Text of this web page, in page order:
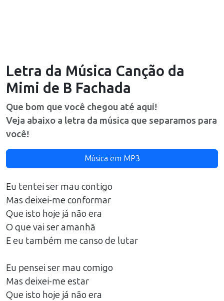
Letra da Música Canção da
Mimi de B Fachada
Que bom que você chegou até aqui!
Veja abaixo a letra da música que separamos para
você!
Música em MP3
Eu tentei ser mau contigo
Mas deixei-me conformar
Que isto hoje já não era
O que vai ser amanhã
E eu também me canso de lutar
Eu pensei ser mau comigo
Mas deixei-me estar
Que isto hoje já não era